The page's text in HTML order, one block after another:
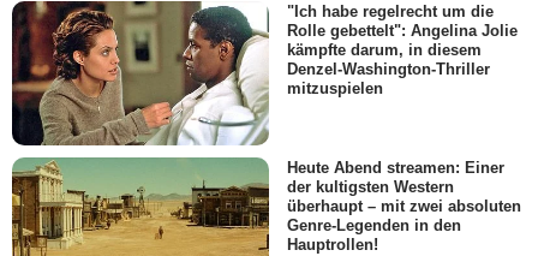
"Ich habe regelrecht um die
Rolle gebettelt": Angelina Jolie
kämpfte darum, in diesem
Denzel-Washington-Thriller
mitzuspielen
Heute Abend streamen: Einer
der kultigsten Western
überhaupt – mit zwei absoluten
Genre-Legenden in den
Hauptrollen!